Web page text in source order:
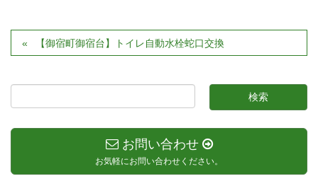
【御宿町御宿台】トイレ自動水栓蛇口交換
お問い合わせ
お気軽にお問い合わせください。